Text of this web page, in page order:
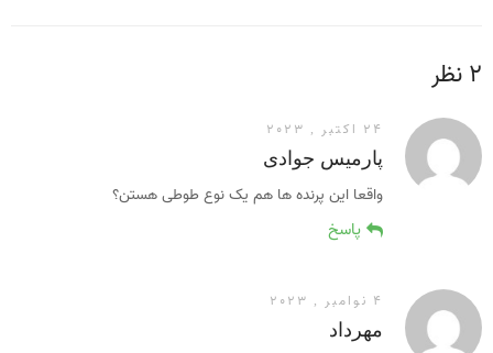
2 نظر
24 اکتبر , 2023
پارمیس جوادی
واقعا این پرنده ها هم یک نوع طوطی هستن؟
پاسخ
4 نوامبر , 2023
مهرداد